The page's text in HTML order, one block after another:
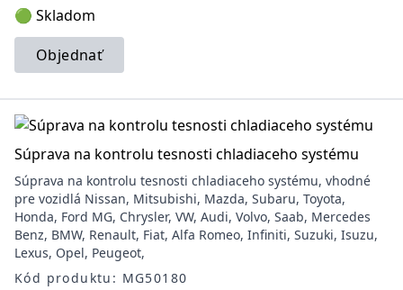
🟢 Skladom
Objednať
Súprava na kontrolu tesnosti chladiaceho systému
Súprava na kontrolu tesnosti chladiaceho systému, vhodné
pre vozidlá Nissan, Mitsubishi, Mazda, Subaru, Toyota,
Honda, Ford MG, Chrysler, VW, Audi, Volvo, Saab, Mercedes
Benz, BMW, Renault, Fiat, Alfa Romeo, Infiniti, Suzuki, Isuzu,
Lexus, Opel, Peugeot,
Kód produktu: MG50180